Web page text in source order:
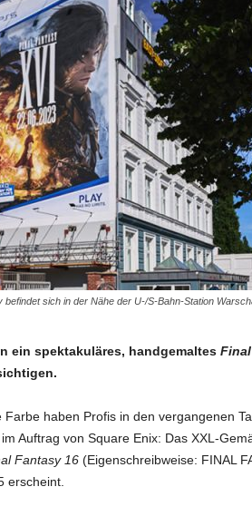
sich in der Nähe der U-/S-Bahn-Station
ein spektakuläres, handgemaltes
Farbe haben Profis in den vergangenen
Auftrag von Square Enix: Das XXL-
Fantasy 16(Eigenschreibweise: FINAL
erscheint.